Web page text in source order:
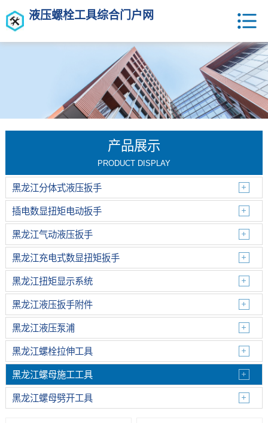
液压螺栓工具综合门户网
产品展示
PRODUCT DISPLAY
黑龙江分体式液压扳手
插电数显扭矩电动扳手
黑龙江气动液压扳手
黑龙江充电式数显扭矩扳手
黑龙江扭矩显示系统
黑龙江液压扳手附件
黑龙江液压泵浦
黑龙江螺栓拉伸工具
黑龙江螺母施工工具
黑龙江螺母劈开工具